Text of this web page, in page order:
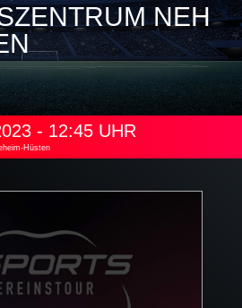
NEH
- 12:45 UHR
Hüsten